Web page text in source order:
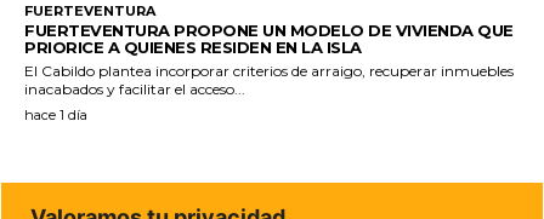
FUERTEVENTURA
FUERTEVENTURA PROPONE UN MODELO DE VIVIENDA QUE
PRIORICE A QUIENES RESIDEN EN LA ISLA
El Cabildo plantea incorporar criterios de arraigo, recuperar inmuebles
inacabados y facilitar el acceso...
hace 1 día